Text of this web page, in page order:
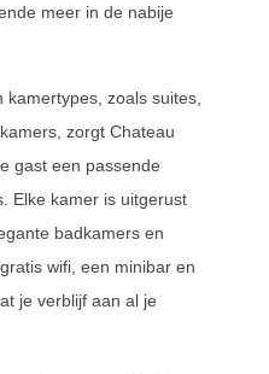
meer in de nabije
zoals suites,
zorgt Chateau
gast een passende
Elke kamer is uitgerust
badkamers en
wifi, een minibar en
je verblijf aan al je